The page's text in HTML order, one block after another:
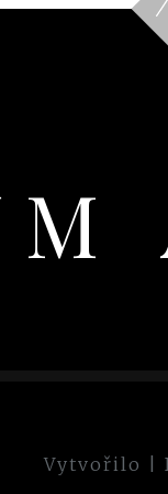
Vytvořilo